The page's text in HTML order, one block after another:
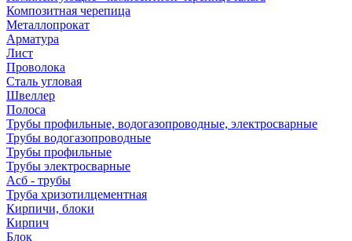
Композитная черепица
Металлопрокат
Арматура
Лист
Проволока
Сталь угловая
Швеллер
Полоса
Трубы профильные, водогазопроводные, электросварные
Трубы водогазопроводные
Трубы профильные
Трубы электросварные
Асб - трубы
Труба хризотилцементная
Кирпичи, блоки
Кирпич
Блок